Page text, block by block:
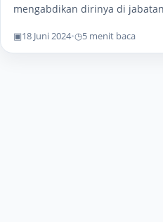
mengabdikan dirinya di
▣18 Juni 2024•◷5 menit baca